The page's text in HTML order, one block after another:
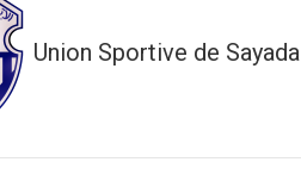
Union Sportive de Sayada